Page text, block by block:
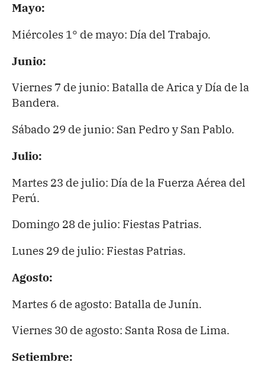
Mayo:
Miércoles 1° de mayo: Día del Trabajo.
Junio:
Viernes 7 de junio: Batalla de Arica y Día de la
Bandera.
Sábado 29 de junio: San Pedro y San Pablo.
Julio:
Martes 23 de julio: Día de la Fuerza Aérea del
Perú.
Domingo 28 de julio: Fiestas Patrias.
Lunes 29 de julio: Fiestas Patrias.
Agosto:
Martes 6 de agosto: Batalla de Junín.
Viernes 30 de agosto: Santa Rosa de Lima.
Setiembre: